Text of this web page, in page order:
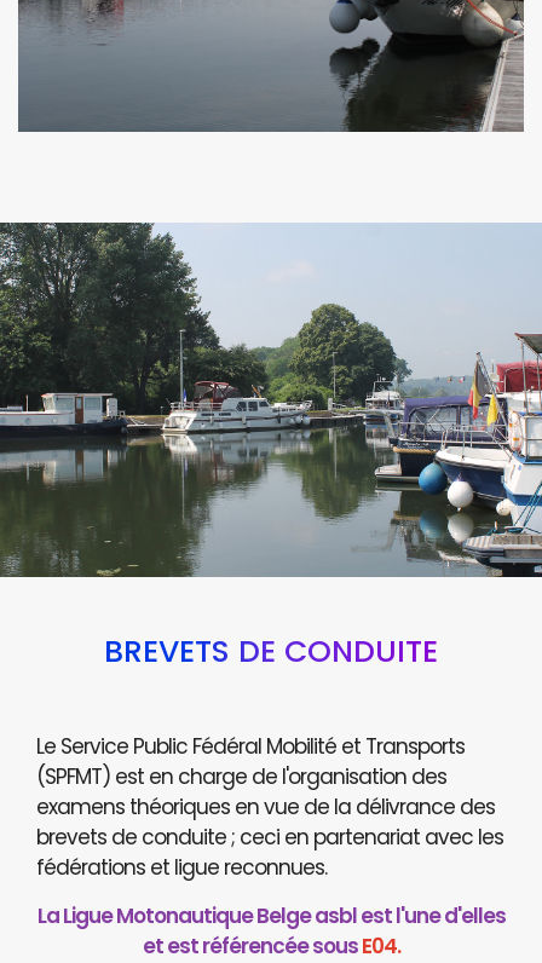
BREVETS DE CONDUITE
Le Service Public Fédéral Mobilité et Transports
(SPFMT) est en charge de l'organisation des
examens théoriques en vue de la délivrance des
brevets de conduite ; ceci en partenariat avec les
fédérations et ligue reconnues.
La Ligue Motonautique Belge asbl est l'une d'elles
et est référencée sousE04.